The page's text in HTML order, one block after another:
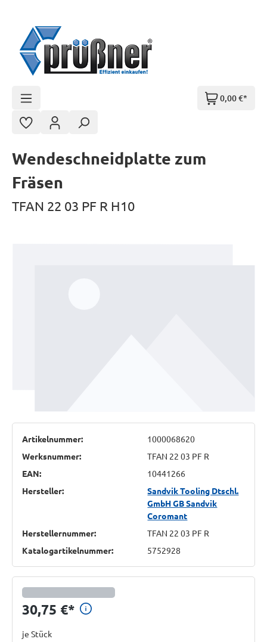
0,00 €*
Wendeschneidplatte zum
Fräsen
TFAN 22 03 PF R H10
Hersteller:
Sandvik Tooling Dtschl.
GmbH GB Sandvik
Coromant
Artikelnummer:
1000068620
Werksnummer:
TFAN 22 03 PF R
EAN:
10441266
Herstellernummer:
TFAN 22 03 PF R
Katalogartikelnummer:
5752928
30,75 €* Preisinformationen anzeigen
je Stück